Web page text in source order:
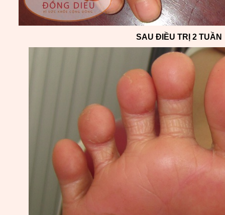
SAU ĐIỀU TRỊ 2 TUẦN